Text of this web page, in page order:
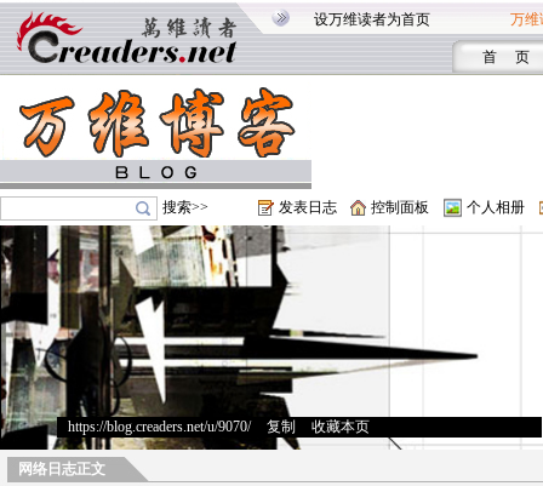
设万维读者为首页 万维
首 页
搜索>> 发表日志 控制面板 个人相册
https://blog.creaders.net/u/9070/> 复制 收藏本页
网络日志正文